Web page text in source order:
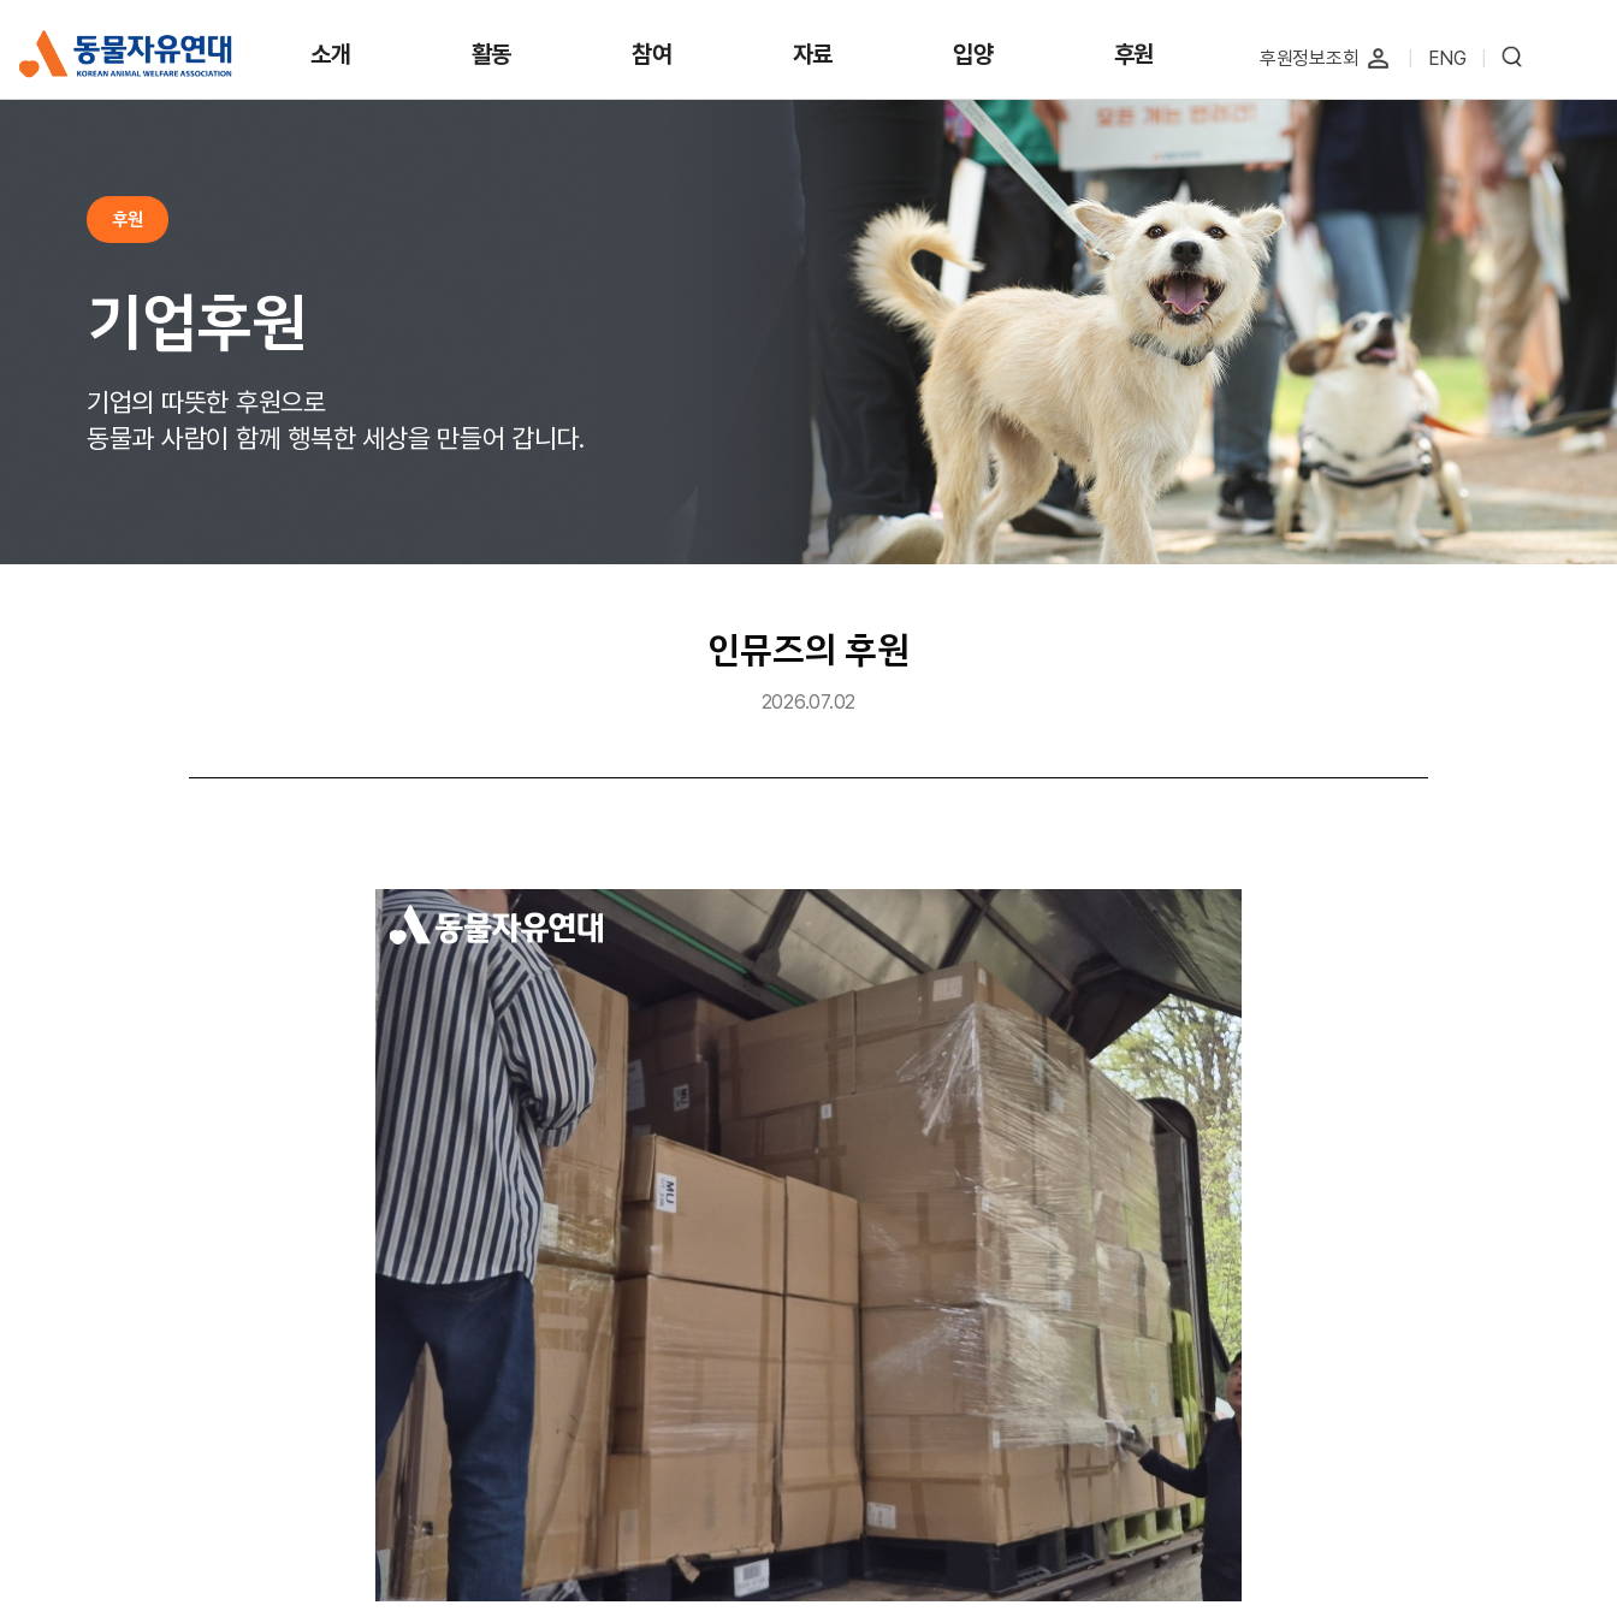
소개 활동 참여 자료 입양 후원 후원정보조회 perm_identity ENG
후원
기업후원
기업의 따뜻한 후원으로
동물과 사람이 함께 행복한 세상을 만들어 갑니다.
인뮤즈의 후원
2026.07.02